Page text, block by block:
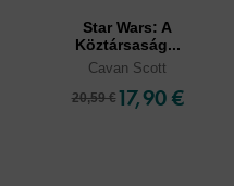
Star Wars: A
Köztársaság...
Cavan Scott
20,59 € 17,90 €